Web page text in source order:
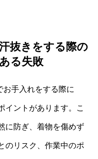
抜きをする際の
る失敗
お手入れをする際に
イントがあります。こ
に防ぎ、着物を傷めず
のリスク、作業中のポ